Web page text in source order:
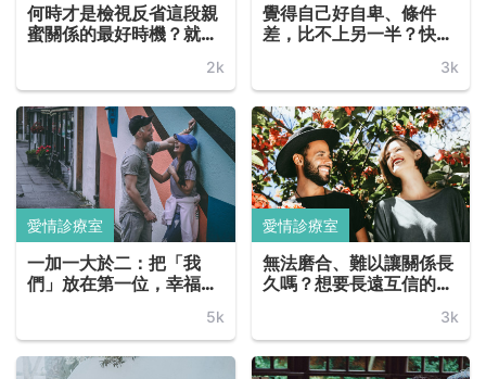
何時才是檢視反省這段親
蜜關係的最好時機？就是
用性愛化解衝突、經常為
了吃醋而爭吵... ...
2k
覺得自己好自卑、條件
差，比不上另一半？快點
3k
愛情診療室
一加一大於二：把「我
們」放在第一位，幸福情
5k
愛情診療室
無法磨合、難以讓關係長
久嗎？想要長遠互信的穩
3k